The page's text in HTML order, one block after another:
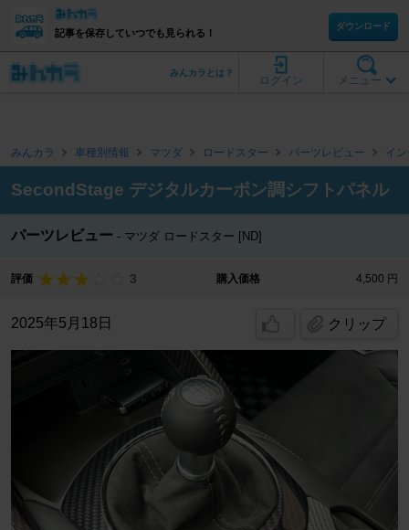
記事を保存していつでも見られる！
ダウンロード
メニュー
ログイン
みんカラとは？
みんカラ 車種別情報 マツダ ロードスター パーツレビュー イ
SecondStage デジタルカーボン調シフトパネル
パーツレビュー マツダ ロードスター [ND]
評価 3 購入価格 4,500 円
2025年5月18日 クリップ